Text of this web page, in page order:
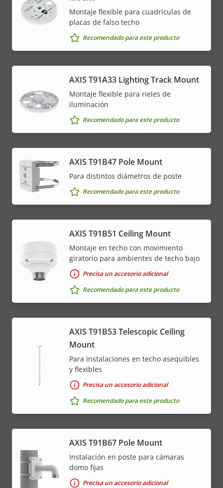
Montaje flexible para cuadrículas de
placas de falso techo
Recomendado para este producto
AXIS T91A33 Lighting Track Mount
Montaje flexible para rieles de
iluminación
Recomendado para este producto
AXIS T91B47 Pole Mount
Para distintos diámetros de poste
Recomendado para este producto
AXIS T91B51 Ceiling Mount
Montaje en techo con movimiento
giratorio para ambientes de techo bajo
Precisa un accesorio adicional
Recomendado para este producto
AXIS T91B53 Telescopic Ceiling
Mount
Para instalaciones en techo asequibles
y flexibles
Precisa un accesorio adicional
Recomendado para este producto
AXIS T91B67 Pole Mount
Instalación en poste para cámaras
domo fijas
Precisa un accesorio adicional